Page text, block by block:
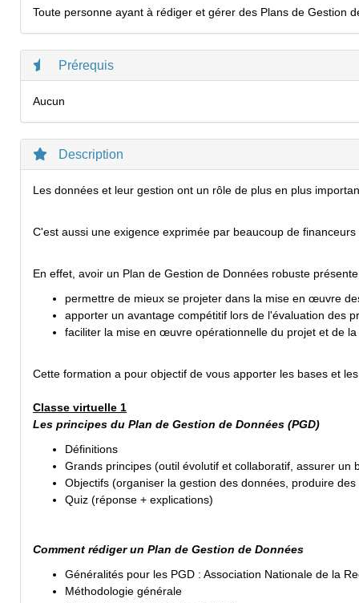
Toute personne ayant à rédiger et gérer des Plans de Gestion
Prérequis
Aucun
Description
Les données et leur gestion ont un rôle de plus en plus
C'est aussi une exigence exprimée par beaucoup de
En effet, avoir un Plan de Gestion de Données robuste
permettre de mieux se projeter dans la mise en œuvre
apporter un avantage compétitif lors de l'évaluation des
faciliter la mise en œuvre opérationnelle du projet et de
Cette formation a pour objectif de vous apporter les bases et
Classe virtuelle 1
Les principes du Plan de Gestion de Données (PGD)
Définitions
Grands principes (outil évolutif et collaboratif, assurer un
Objectifs (organiser la gestion des données, produire
Quiz (réponse + explications)
Comment rédiger un Plan de Gestion de Données
Généralités pour les PGD : Association Nationale de la
Méthodologie générale